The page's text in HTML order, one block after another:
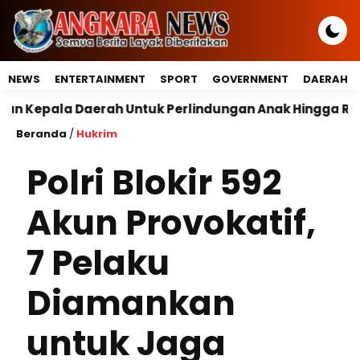
NEWS ENTERTAINMENT SPORT GOVERNMENT DAERAH
Untuk Perlindungan Anak Hingga Ruang Digital
Beranda / Hukrim
Polri Blokir 592
Akun Provokatif,
7 Pelaku
Diamankan
untuk Jaga